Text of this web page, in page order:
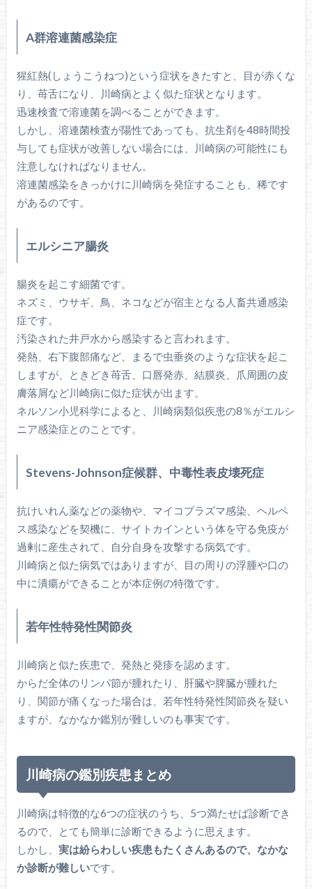
A群溶連菌感染症
猩紅熱(しょうこうねつ)という症状をきたすと、目が赤くな
り、苺舌になり、川崎病とよく似た症状となります。
迅速検査で溶連菌を調べることができます。
しかし、溶連菌検査が陽性であっても、抗生剤を48時間投
与しても症状が改善しない場合には、川崎病の可能性にも
注意しなければなりません。
溶連菌感染をきっかけに川崎病を発症することも、稀です
があるのです。
エルシニア腸炎
腸炎を起こす細菌です。
ネズミ、ウサギ、鳥、ネコなどが宿主となる人畜共通感染
症です。
汚染された井戸水から感染すると言われます。
発熱、右下腹部痛など、まるで虫垂炎のような症状を起こ
しますが、ときどき苺舌、口唇発赤、結膜炎、爪周囲の皮
膚落屑など川崎病に似た症状が出ます。
ネルソン小児科学によると、川崎病類似疾患の8％がエルシ
ニア感染症とのことです。
Stevens-Johnson症候群、中毒性表皮壊死症
抗けいれん薬などの薬物や、マイコプラズマ感染、ヘルペ
ス感染などを契機に、サイトカインという体を守る免疫が
過剰に産生されて、自分自身を攻撃する病気です。
川崎病と似た病気ではありますが、目の周りの浮腫や口の
中に潰瘍ができることが本症例の特徴です。
若年性特発性関節炎
川崎病と似た疾患で、発熱と発疹を認めます。
からだ全体のリンパ節が腫れたり、肝臓や脾臓が腫れた
り、関節が痛くなった場合は、若年性特発性関節炎を疑い
ますが、なかなか鑑別が難しいのも事実です。
川崎病の鑑別疾患まとめ
川崎病は特徴的な6つの症状のうち、5つ満たせば診断でき
るので、とても簡単に診断できるように思えます。
しかし、 実は紛らわしい疾患もたくさんあるので、なかな
か診断が難しいです。